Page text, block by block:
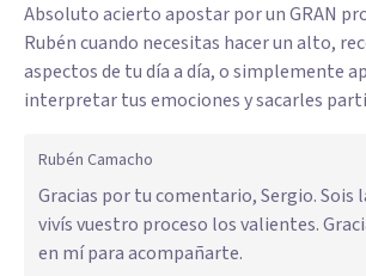
Absoluto acierto apostar por un GRAN
Rubén cuando necesitas hacer un alto,
aspectos de tu día a día, o simplemente
interpretar tus emociones y sacarles
Rubén Camacho
Gracias por tu comentario, Sergio. Sois
vivís vuestro proceso los valientes.
en mí para acompañarte.